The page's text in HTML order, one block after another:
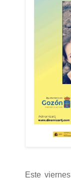
Este viernes